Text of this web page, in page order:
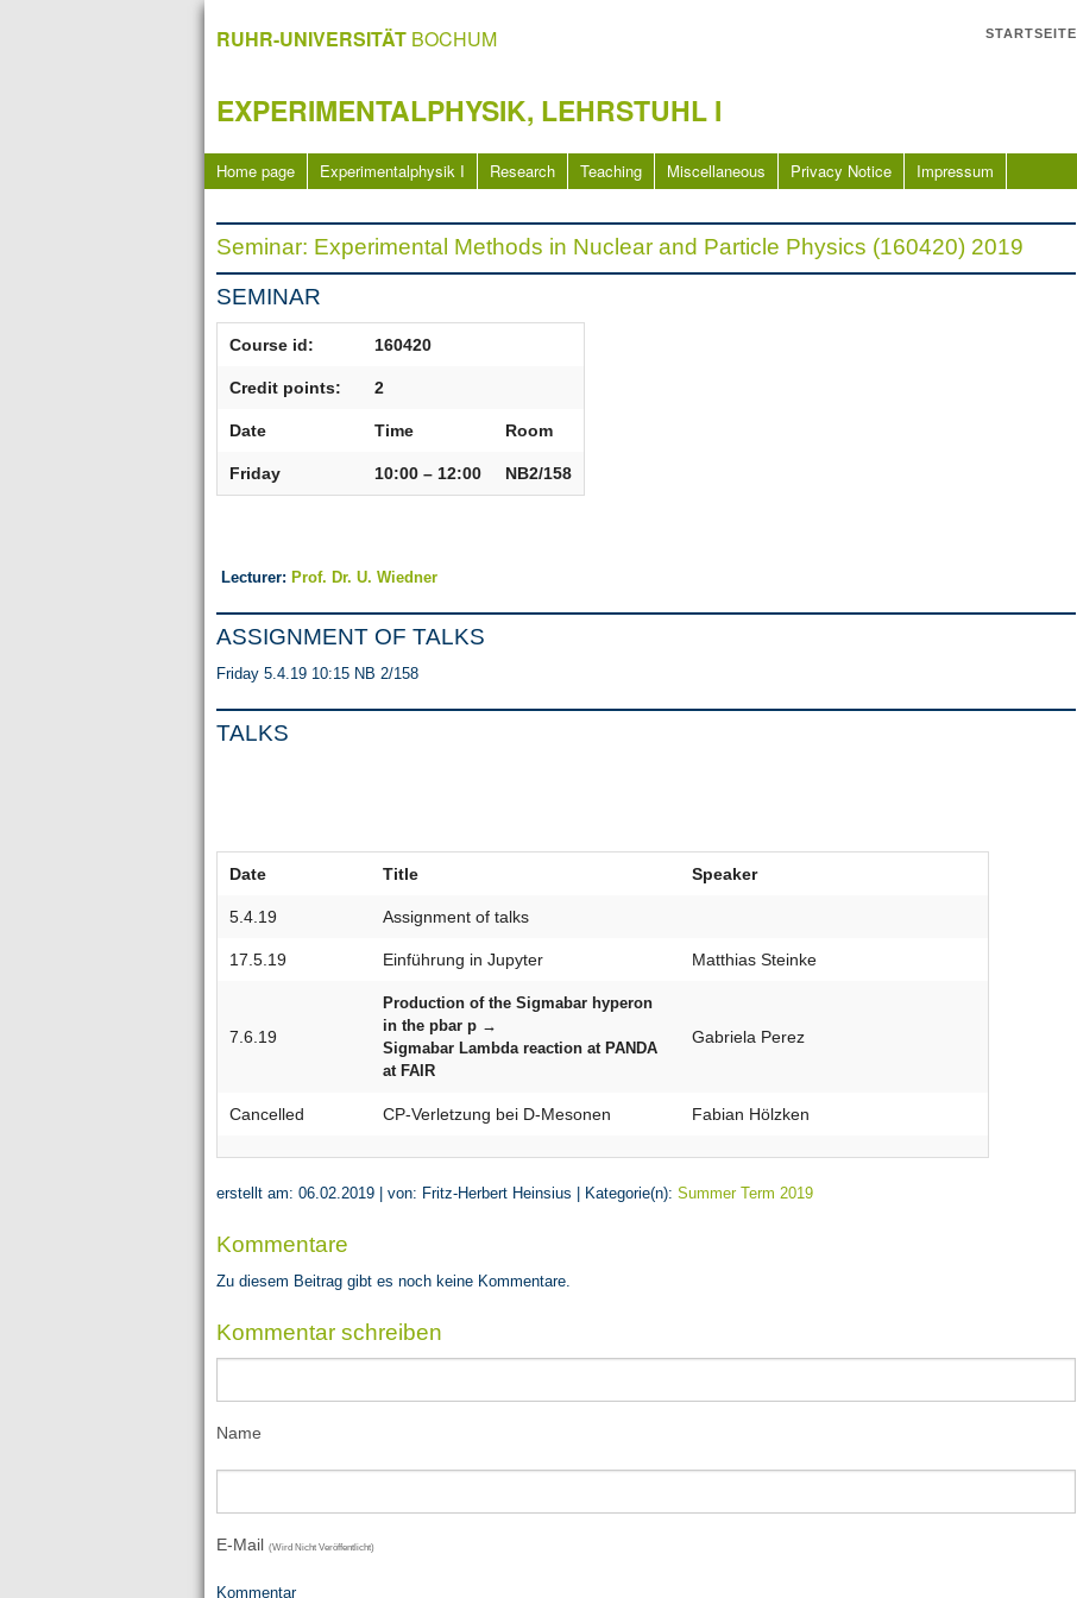
RUHR-UNIVERSITÄT BOCHUM
EXPERIMENTALPHYSIK, LEHRSTUHL I
STARTSEITE
Home page Experimentalphysik I Research Teaching Miscellaneous Privacy Notice Impressum
Seminar: Experimental Methods in Nuclear and Particle Physics (160420) 2019
SEMINAR
Course id: 160420
Credit points: 2
Date Time Room
Friday 10:00 – 12:00 NB2/158
Lecturer: Prof. Dr. U. Wiedner
ASSIGNMENT OF TALKS
Friday 5.4.19 10:15 NB 2/158
TALKS
Date Title Speaker
5.4.19 Assignment of talks
17.5.19 Einführung in Jupyter Matthias Steinke
7.6.19
Production of the Sigmabar hyperon
in the pbar p →
Sigmabar Lambda reaction at PANDA
at FAIR
Gabriela Perez
Cancelled CP-Verletzung bei D-Mesonen Fabian Hölzken
erstellt am: 06.02.2019 | von: Fritz-Herbert Heinsius | Kategorie(n): Summer Term 2019
Kommentare
Zu diesem Beitrag gibt es noch keine Kommentare.
Kommentar schreiben
Name
E-Mail (wird Nicht Veröffentlicht)
Kommentar